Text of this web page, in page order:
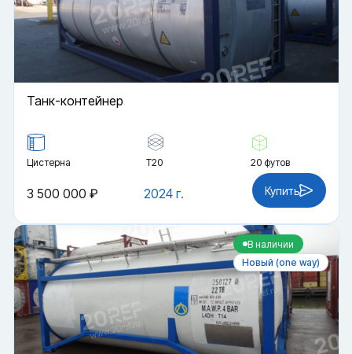
Танк-контейнер
Цистерна Т20 20 футов
2024 г.
3 500 000 ₽ Купить
В наличии
Новый (one way)